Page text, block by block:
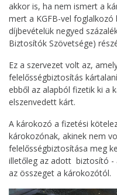
akkor is, ha nem ismert a
mert a KGFB-vel
díjbevételük negyed
Biztosítók Szövetsége)
Ez a szervezet volt az,
felelősségbiztosítás
ebből az alapból fizetik ki a
elszenvedett kárt.
A károkozó a fizetési
károkozónak, akinek nem
felelősségbiztosítása meg
illetőleg az adott biztosító -
az összeget a károkozótól.